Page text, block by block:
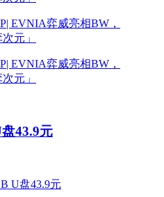
43.9元